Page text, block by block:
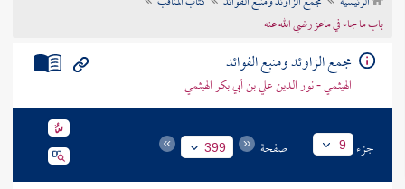
باب ما جاء في ماعز رضي الله عنه
مجمع الزاوئد ومنبع الفوائد
الهيثمي - نور الدين علي بن أبي بكر الهيثمي
جزء 9 صفحة 399